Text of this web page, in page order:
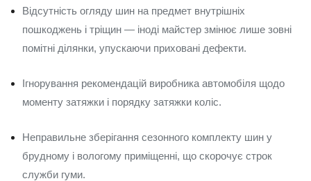
Відсутність огляду шин на предмет внутрішніх
пошкоджень і тріщин — іноді майстер змінює лише зовні
помітні ділянки, упускаючи приховані дефекти.
Ігнорування рекомендацій виробника автомобіля щодо
моменту затяжки і порядку затяжки коліс.
Неправильне зберігання сезонного комплекту шин у
брудному і вологому приміщенні, що скорочує строк
служби гуми.